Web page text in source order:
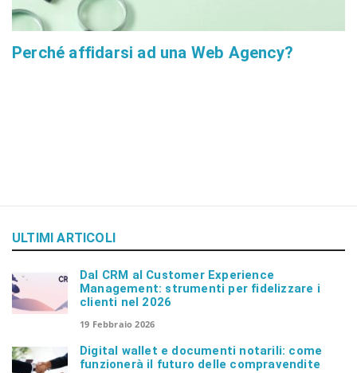
Perché affidarsi ad una Web Agency?
ULTIMI ARTICOLI
Dal CRM al Customer Experience
Management: strumenti per fidelizzare i
clienti nel 2026
19 Febbraio 2026
Digital wallet e documenti notarili: come
funzionerà il futuro delle compravendite